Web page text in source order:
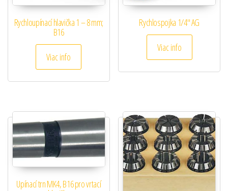
Rychloupínací hlavička 1 – 8 mm;
B16
Viac info
Rychlospojka 1/4″ AG
Viac info
Upínací trn MK4, B16 pro vrtací